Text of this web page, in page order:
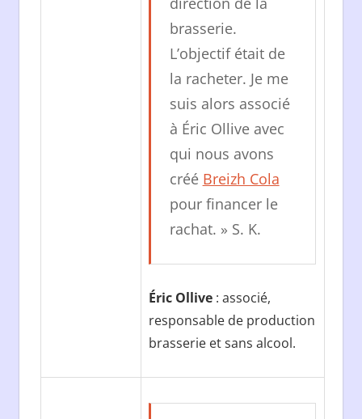
brasserie.
L’objectif était de
la racheter. Je me
suis alors associé
à Éric Ollive avec
qui nous avons
créé Breizh Cola
pour financer le
rachat. » S. K.
Éric Ollive : associé,
responsable de production
brasserie et sans alcool.